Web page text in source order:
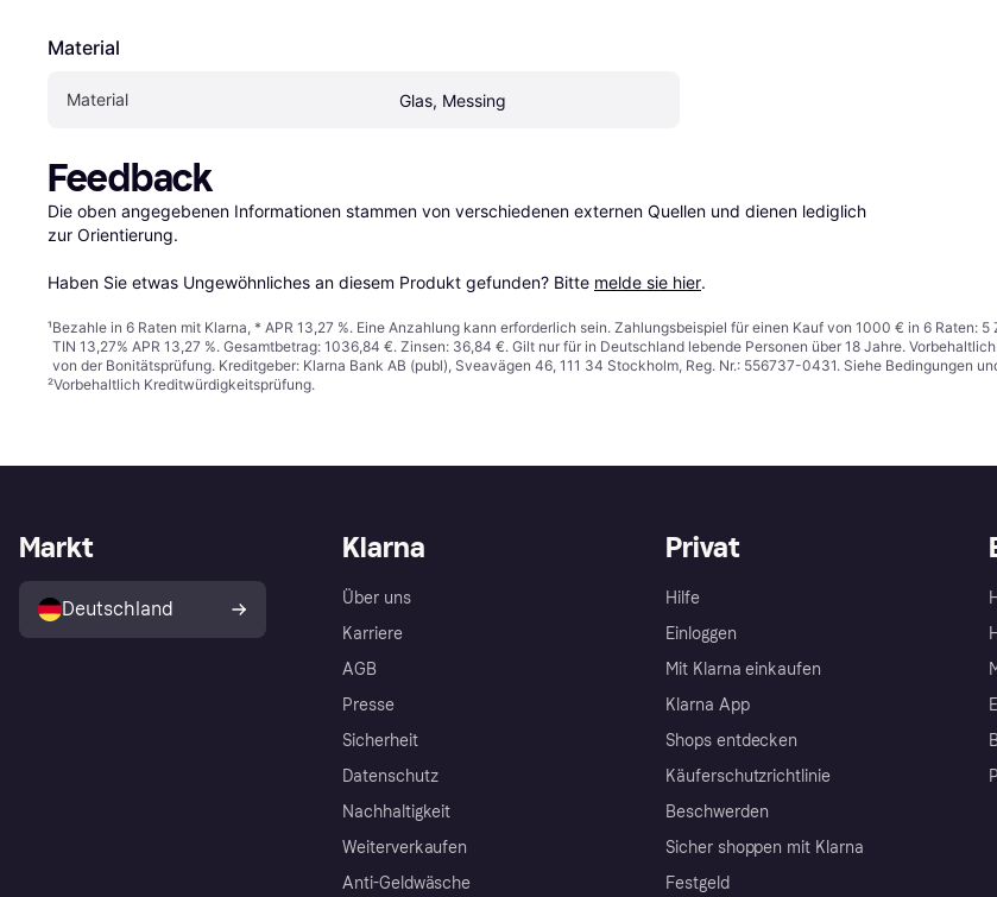
Material
Material Glas, Messing
Feedback
Die oben angegebenen Informationen stammen von verschiedenen externen Quellen und dienen lediglich
zur Orientierung.
Haben Sie etwas Ungewöhnliches an diesem Produkt gefunden? Bitte melde sie hier.
¹Bezahle in 6 Raten mit Klarna, * APR 13,27 %. Eine Anzahlung kann erforderlich sein. Zahlungsbeispiel für einen Kauf von 1000 € in 6 Raten:
TIN 13,27% APR 13,27 %. Gesamtbetrag: 1036,84 €. Zinsen: 36,84 €. Gilt nur für in Deutschland lebende Personen über 18 Jahre.
von der Bonitätsprüfung. Kreditgeber: Klarna Bank AB (publ), Sveavägen 46, 111 34 Stockholm, Reg. Nr.: 556737-0431. Siehe Bedingungen
²Vorbehaltlich Kreditwürdigkeitsprüfung.
Klarna
Über uns
Karriere
AGB
Presse
Sicherheit
Datenschutz
Nachhaltigkeit
Weiterverkaufen
Anti-Geldwäsche
Privat
Hilfe
Einloggen
Mit Klarna einkaufen
Klarna App
Shops entdecken
Käuferschutzrichtlinie
Beschwerden
Sicher shoppen mit Klarna
Festgeld
Markt
Deutschland